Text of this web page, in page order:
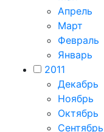
Апрель
Март
Февраль
Январь
2011
Декабрь
Ноябрь
Октябрь
Сентябрь